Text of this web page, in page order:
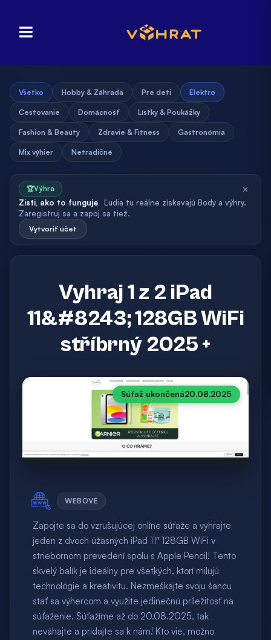
Všetko Hobby & Záhrada Pre deti Elektro
Cestovanie Domácnosť Lístky & Poukážky
Fashion & Beauty Zdravie & Fitness Gastronómia
Mix výhier Netradičné
🏆Výhra
Zisti, ako to funguje
Ľudia tu reálne získavajú Body a výhry.
Zaregistruj sa a zapoj sa tiež.
Vytvoriť účet
×
Vyhraj 1 z 2 iPad
11&#8243; 128GB WiFi
stříbrný 2025 +
Súťaž ukončená20.08.2025
WEBOVÉ
Zapojte sa do vzrušujúcej online súťaže a vyhrajte
jeden z dvoch úžasných iPad 11″ 128GB WiFi v
striebornom prevedení spolu s Apple Pencil! Tento
skvelý balík je ideálny pre všetkých, ktorí milujú
technológie a kreativitu. Nezmeškajte svoju šancu
stať sa výhercom a využite jedinečnú príležitosť na
súťaženie. Súťažíme až do 20.08.2025, tak
neváhajte a pridajte sa k nám! Kto vie, možno